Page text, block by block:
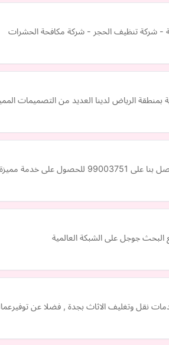
- شركة تنظيف الحجر - شركة مكافحة الحشرات
الرياض لدينا العديد من التصميمات
على خدمة مميزة
جوجل على الشبكة العالمية
نقل وتغليف الاثاث بجدة , فضلا عن